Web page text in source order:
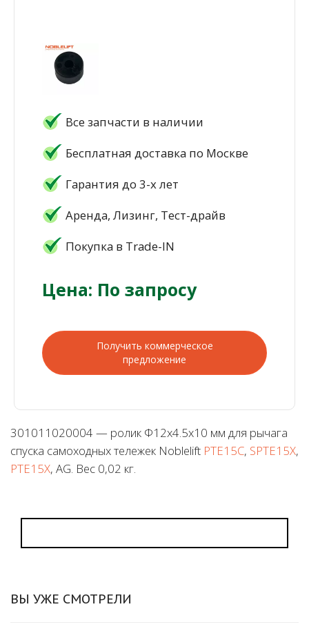
Все запчасти в наличии
Бесплатная доставка по Москве
Гарантия до 3-х лет
Аренда, Лизинг, Тест-драйв
Покупка в Trade-IN
Цена: По запросу
Получить коммерческое
предложение
301011020004 — ролик Φ12х4.5х10 мм для рычага
спуска самоходных тележек Noblelift PTE15C, SPTE15X,
PTE15X, AG. Вес 0,02 кг.
ВЫ УЖЕ СМОТРЕЛИ